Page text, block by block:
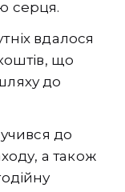
серця.
вдалося
що
до
до
а також